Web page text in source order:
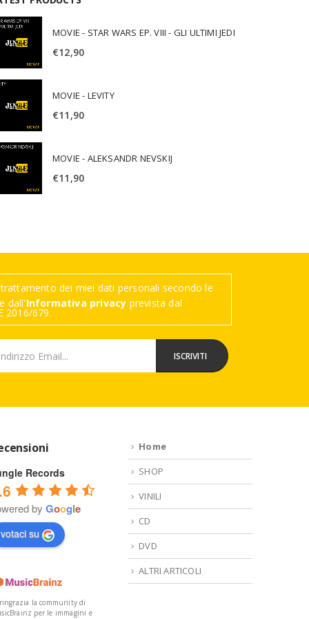
MOVIE - STAR WARS EP. VIII - GLI ULTIMI JEDI
€12,90
MOVIE - LEVITY
€11,90
MOVIE - ALEKSANDR NEVSKIJ
€11,90
dei miei dati personali secondo le
dall'Informativa privacy prevista dal
2016/679.
Records
by Google
votaci su
la community di
per le immagini e
Home
SHOP
VINILI
CD
DVD
ALTRI ARTICOLI